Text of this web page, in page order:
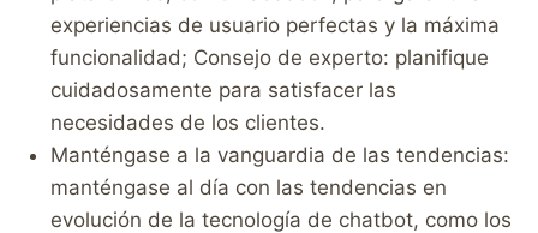
experiencias de usuario perfectas y la máxima
funcionalidad; Consejo de experto: planifique
cuidadosamente para satisfacer las
necesidades de los clientes.
Manténgase a la vanguardia de las tendencias:
manténgase al día con las tendencias en
evolución de la tecnología de chatbot, como los